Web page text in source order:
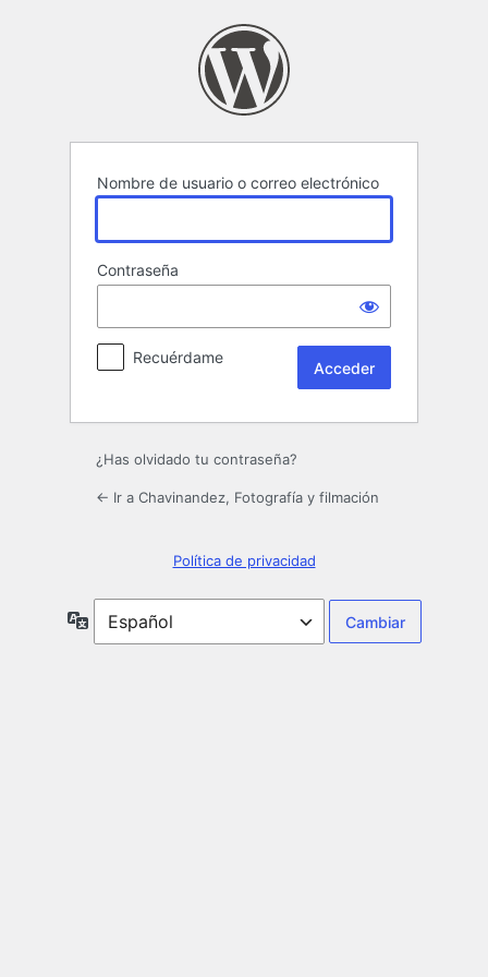
Nombre de usuario o correo electrónico
Contraseña
Recuérdame
¿Has olvidado tu contraseña?
← Ir a Chavinandez, Fotografía y filmación
Política de privacidad
Idioma